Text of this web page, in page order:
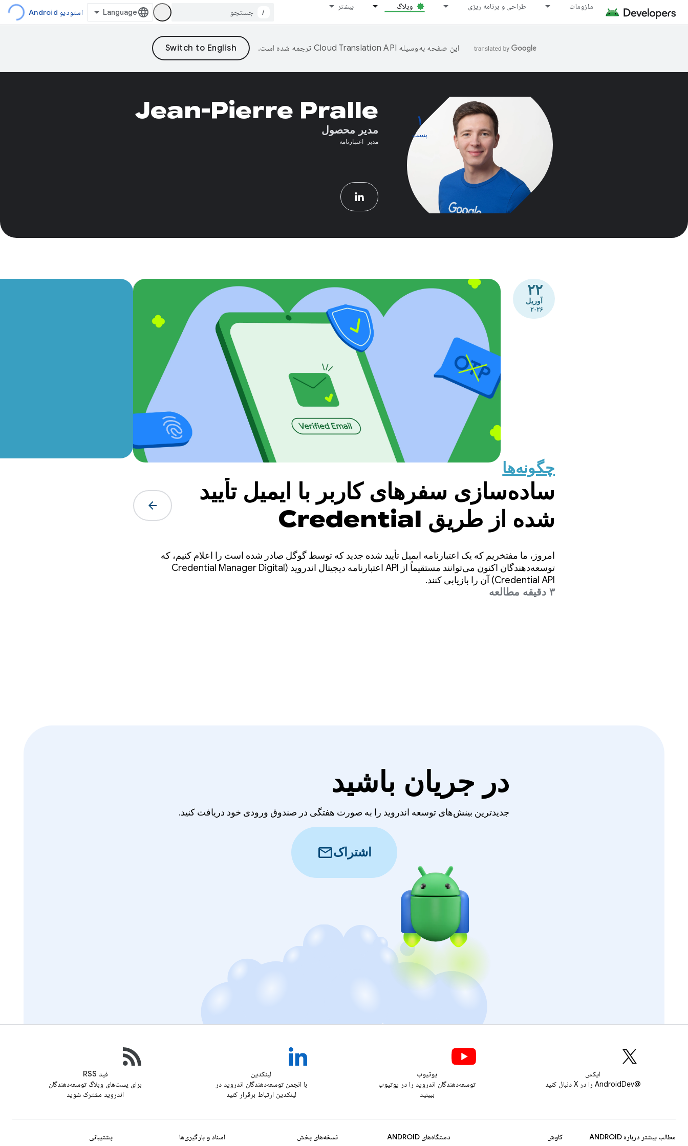
ملزومات طراحی و برنامه ریزی وبلاگ بیشتر
/ استودیو Android
این صفحه به‌وسیله ترجمه شده است.
۱
پست
Jean-Pierre Pralle
مدیر محصول
مدیر اعتبارنامه
۲۲
آوریل
۲۰۲۶
چگونه‌ها
ساده‌سازی سفرهای کاربر با ایمیل تأیید
شده از طریق Credential
Manager
arrow_forward
امروز، ما مفتخریم که یک اعتبارنامه ایمیل تأیید شده جدید که توسط گوگل صادر شده است را اعلام کنیم، که
توسعه‌دهندگان اکنون می‌توانند مستقیماً از API اعتبارنامه دیجیتال اندروید (Credential Manager Digital
Credential API) آن را بازیابی کنند.
۳ دقیقه مطالعه
در جریان باشید
جدیدترین بینش‌های توسعه اندروید را به صورت هفتگی در صندوق ورودی خود دریافت کنید.
اشتراکmail
ایکس
@AndroidDev را در X دنبال کنید
یوتیوب
توسعه‌دهندگان اندروید را در یوتیوب
ببینید
لینکدین
با انجمن توسعه‌دهندگان اندروید در
لینکدین ارتباط برقرار کنید
فید RSS
برای پست‌های وبلاگ توسعه‌دهندگان
اندروید مشترک شوید
مطالب بیشتر درباره ANDROID کاوش دستگاه‌های ANDROID نسخه‌های پخش اسناد و بارگیری‌ها پشتیبانی